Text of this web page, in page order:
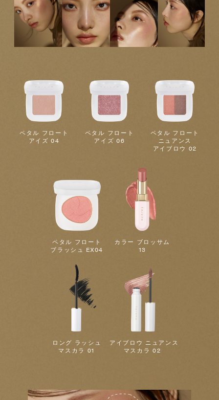
ペタル フロート
アイズ 04
ペタル フロート
アイズ 06
ペタル フロート
ニュアンス
アイブロウ 02
ペタル フロート
ブラッシュ EX04
カラー ブロッサム
13
ロング ラッシュ
マスカラ 01
アイブロウ ニュアンス
マスカラ 02